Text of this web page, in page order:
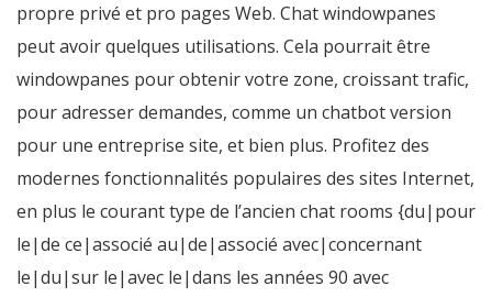
propre privé et pro pages Web. Chat windowpanes
peut avoir quelques utilisations. Cela pourrait être
windowpanes pour obtenir votre zone, croissant trafic,
pour adresser demandes, comme un chatbot version
pour une entreprise site, et bien plus. Profitez des
modernes fonctionnalités populaires des sites Internet,
en plus le courant type de l’ancien chat rooms {du|pour
le|de ce|associé au|de|associé avec|concernant
le|du|sur le|avec le|dans les années 90 avec